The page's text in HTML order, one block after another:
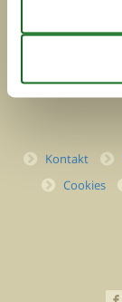
Kontakt
Cookies